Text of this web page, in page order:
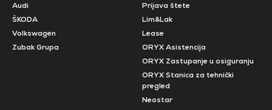
Audi
ŠKODA
Volkswagen
Zubak Grupa
Prijava štete
Lim&Lak
Lease
ORYX Asistencija
ORYX Zastupanje u osiguranju
ORYX Stanica za tehnički
pregled
Neostar